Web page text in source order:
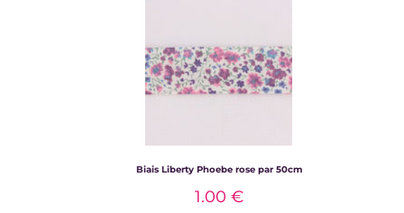
Biais Liberty Phoebe rose par 50cm
1.00 €